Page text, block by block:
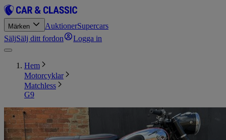
Märken AuktionerSupercars
SäljSälj ditt fordon Logga in
Hem
Motorcyklar
Matchless
G9